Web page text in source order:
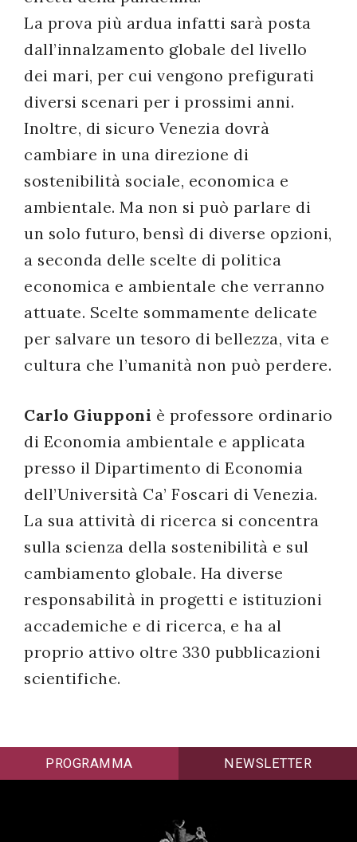
La prova più ardua infatti sarà posta
dall’innalzamento globale del livello
dei mari, per cui vengono prefigurati
diversi scenari per i prossimi anni.
Inoltre, di sicuro Venezia dovrà
cambiare in una direzione di
sostenibilità sociale, economica e
ambientale. Ma non si può parlare di
un solo futuro, bensì di diverse opzioni,
a seconda delle scelte di politica
economica e ambientale che verranno
attuate. Scelte sommamente delicate
per salvare un tesoro di bellezza, vita e
cultura che l’umanità non può perdere.
Carlo Giupponi è professore ordinario
di Economia ambientale e applicata
presso il Dipartimento di Economia
dell’Università Ca’ Foscari di Venezia.
La sua attività di ricerca si concentra
sulla scienza della sostenibilità e sul
cambiamento globale. Ha diverse
responsabilità in progetti e istituzioni
accademiche e di ricerca, e ha al
proprio attivo oltre 330 pubblicazioni
scientifiche.
PROGRAMMA NEWSLETTER